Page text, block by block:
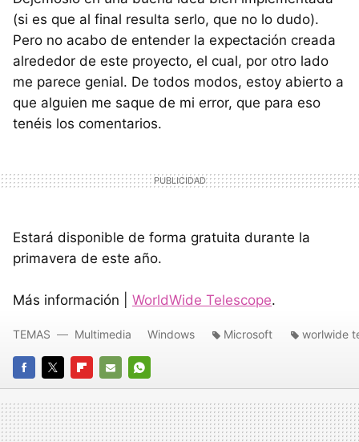
(si es que al final resulta serlo, que no lo dudo).
Pero no acabo de entender la expectación creada
alrededor de este proyecto, el cual, por otro lado
me parece genial. De todos modos, estoy abierto a
que alguien me saque de mi error, que para eso
tenéis los comentarios.
Estará disponible de forma gratuita durante la
primavera de este año.
Más información | WorldWide Telescope.
FACEBOOK
TWITTERFLIPBOARD
E-
MAIL
WHATSAPP
TEMAS Multimedia Windows Microsoft worlwide